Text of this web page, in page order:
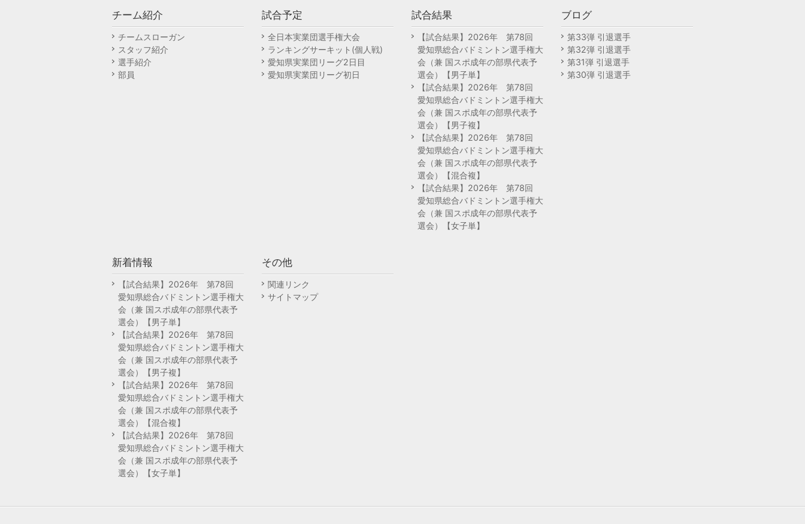
チーム紹介
チームスローガン
スタッフ紹介
選手紹介
部員
試合予定
全日本実業団選手権大会
ランキングサーキット(個人戦)
愛知県実業団リーグ2日目
愛知県実業団リーグ初日
試合結果
【試合結果】2026年 第78回
愛知県総合バドミントン選手権大
会（兼 国スポ成年の部県代表予
選会）【男子単】
【試合結果】2026年 第78回
愛知県総合バドミントン選手権大
会（兼 国スポ成年の部県代表予
選会）【男子複】
【試合結果】2026年 第78回
愛知県総合バドミントン選手権大
会（兼 国スポ成年の部県代表予
選会）【混合複】
【試合結果】2026年 第78回
愛知県総合バドミントン選手権大
会（兼 国スポ成年の部県代表予
選会）【女子単】
ブログ
第33弾 引退選手
第32弾 引退選手
第31弾 引退選手
第30弾 引退選手
新着情報
【試合結果】2026年 第78回
愛知県総合バドミントン選手権大
会（兼 国スポ成年の部県代表予
選会）【男子単】
【試合結果】2026年 第78回
愛知県総合バドミントン選手権大
会（兼 国スポ成年の部県代表予
選会）【男子複】
【試合結果】2026年 第78回
愛知県総合バドミントン選手権大
会（兼 国スポ成年の部県代表予
選会）【混合複】
【試合結果】2026年 第78回
愛知県総合バドミントン選手権大
会（兼 国スポ成年の部県代表予
選会）【女子単】
その他
関連リンク
サイトマップ